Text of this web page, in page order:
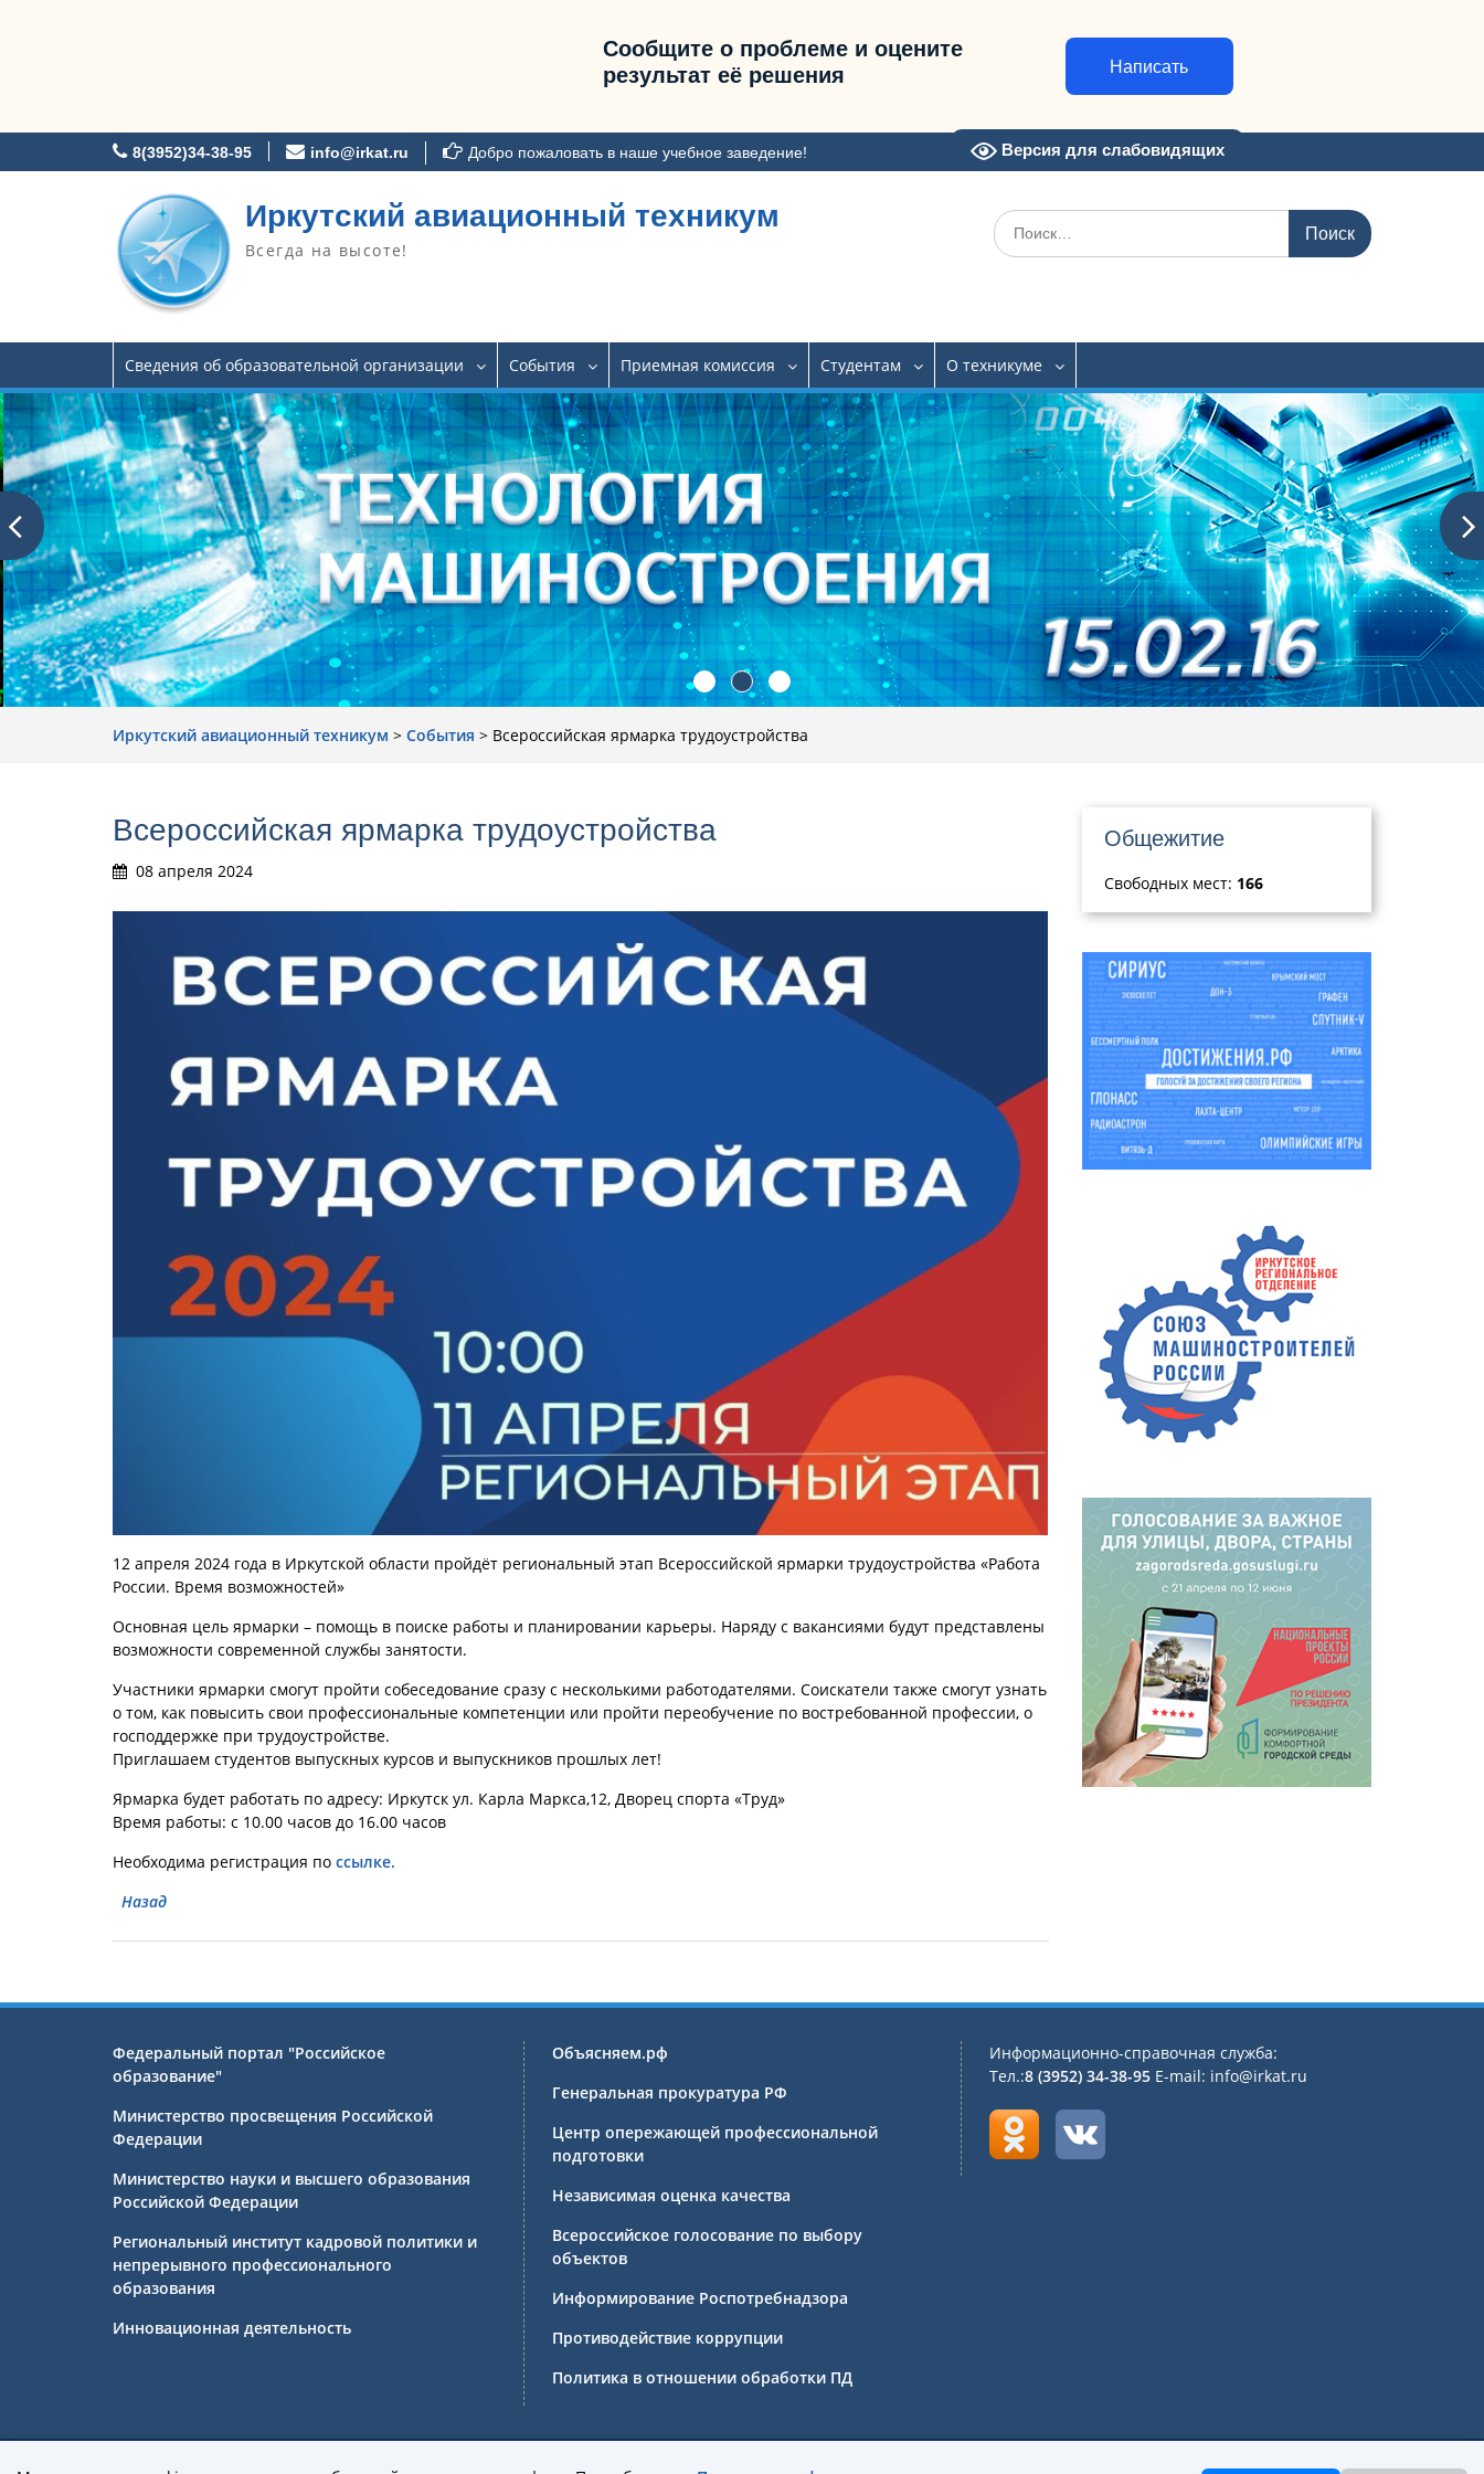
Сообщите о проблеме и оцените
результат её решения
Написать
к
8(3952)34-38-95 info@irkat.ru Добро пожаловать в наше учебное заведение! Версия для слабовидящих
Иркутский авиационный техникум
Всегда на высоте!
Искать:
Сведения об образовательной организации События Приемная комиссия Студентам О техникуме
Иркутский авиационный техникум > События > Всероссийская ярмарка трудоустройства
Всероссийская ярмарка трудоустройства
08 апреля 2024
12 апреля 2024 года в Иркутской области пройдёт региональный этап Всероссийской ярмарки трудоустройства «Работа
России. Время возможностей»
Основная цель ярмарки – помощь в поиске работы и планировании карьеры. Наряду с вакансиями будут представлены
возможности современной службы занятости.
Участники ярмарки смогут пройти собеседование сразу с несколькими работодателями. Соискатели также смогут узнать
о том, как повысить свои профессиональные компетенции или пройти переобучение по востребованной профессии, о
господдержке при трудоустройстве.
Приглашаем студентов выпускных курсов и выпускников прошлых лет!
Ярмарка будет работать по адресу: Иркутск ул. Карла Маркса,12, Дворец спорта «Труд»
Время работы: с 10.00 часов до 16.00 часов
Необходима регистрация по ссылке.
Назад
Общежитие
Свободных мест: 166
Федеральный портал "Российское
образование"
Министерство просвещения Российской
Федерации
Министерство науки и высшего образования
Российской Федерации
Региональный институт кадровой политики и
непрерывного профессионального
образования
Инновационная деятельность
Объясняем.рф
Генеральная прокуратура РФ
Центр опережающей профессиональной
подготовки
Независимая оценка качества
Всероссийское голосование по выбору
объектов
Информирование Роспотребнадзора
Противодействие коррупции
Политика в отношении обработки ПД
Информационно-справочная служба:
Тел.:8 (3952) 34-38-95 E-mail: info@irkat.ru